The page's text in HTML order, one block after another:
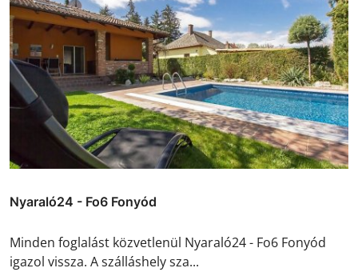
Nyaraló24 - Fo6 Fonyód
Minden foglalást közvetlenül Nyaraló24 - Fo6 Fonyód
igazol vissza. A szálláshely sza...